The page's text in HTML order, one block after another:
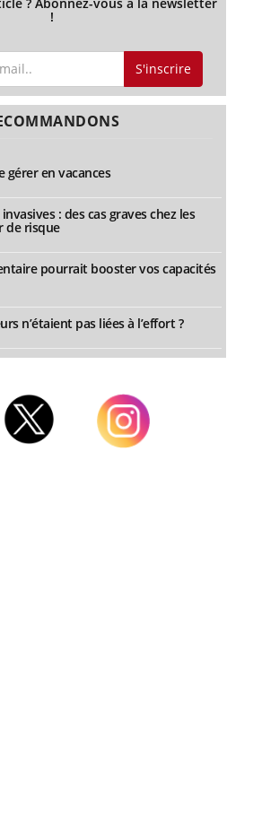
!
S'inscrire
gérer en vacances
: des cas graves chez les
de risque
pourrait booster vos capacités
n’étaient pas liées à l’effort ?